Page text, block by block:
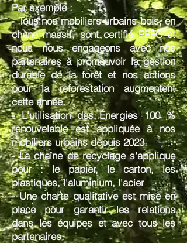
Par exemple :
- Tous nos mobiliers urbains bois, en
chènemassif, sontcertifié PEFC et
nous nous engageons avec nos
partenaires à promouvoir la gestion
durable de la forêt et nos actions
pour lareforestation augmentent
cette année.
- L'utilisation des Énergies 100 %
renouvelable estappliquéeà nos
mobiliers urbainsdepuis 2023.
- Lachaîne de recyclage s'applique
pour : le papier, le carton, les
plastiques, l'aluminium, l'acier
- Une chartequalitative est mise en
place pour garantir les relations
dans les équipes et avec tous les
partenaires.